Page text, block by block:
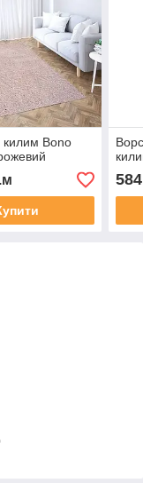
килим Bono
584